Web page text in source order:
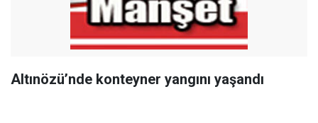
Altınözü’nde konteyner yangını yaşandı